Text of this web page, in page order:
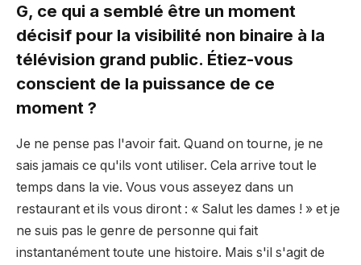
G, ce qui a semblé être un moment
décisif pour la visibilité non binaire à la
télévision grand public. Étiez-vous
conscient de la puissance de ce
moment ?
Je ne pense pas l'avoir fait. Quand on tourne, je ne
sais jamais ce qu'ils vont utiliser. Cela arrive tout le
temps dans la vie. Vous vous asseyez dans un
restaurant et ils vous diront : « Salut les dames ! » et je
ne suis pas le genre de personne qui fait
instantanément toute une histoire. Mais s'il s'agit de